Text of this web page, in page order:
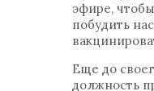
эфире,
побудить
Еще до
должность